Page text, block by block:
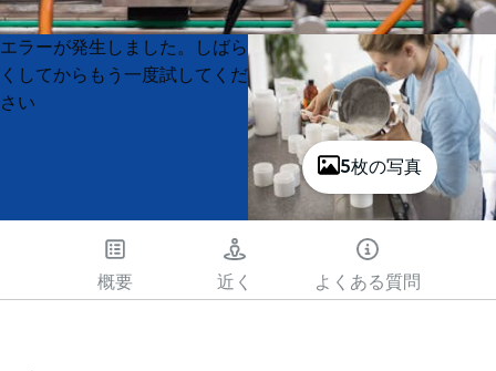
5枚の写真
Product
List
Product
List
エラーが発生しました。しばら
くしてからもう一度試してくだ
さい
概要 近く よくある質問